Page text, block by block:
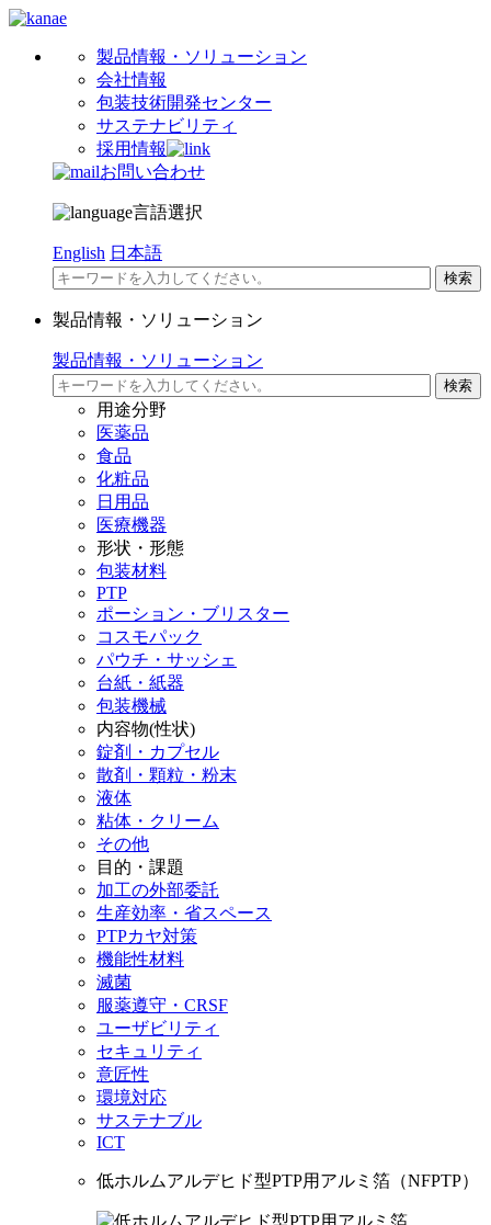
製品情報・ソリューション
会社情報
包装技術開発センター
サステナビリティ
採用情報
お問い合わせ
言語選択
English 日本語
製品情報・ソリューション
製品情報・ソリューション
用途分野
医薬品
食品
化粧品
日用品
医療機器
形状・形態
包装材料
PTP
ポーション・ブリスター
コスモパック
パウチ・サッシェ
台紙・紙器
包装機械
内容物(性状)
錠剤・カプセル
散剤・顆粒・粉末
液体
粘体・クリーム
その他
目的・課題
加工の外部委託
生産効率・省スペース
PTPカヤ対策
機能性材料
滅菌
服薬遵守・CRSF
ユーザビリティ
セキュリティ
意匠性
環境対応
サステナブル
ICT
低ホルムアルデヒド型PTP用アルミ箔（NFPTP）